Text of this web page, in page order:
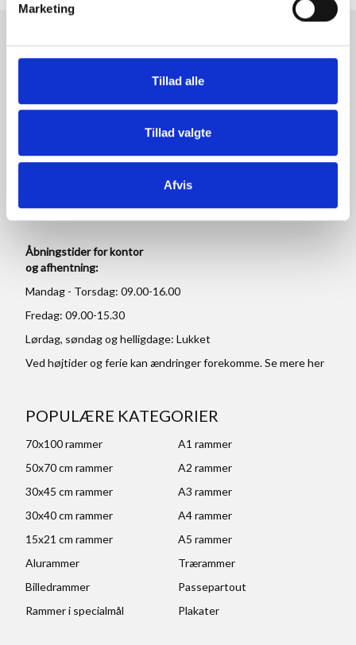
Marketing
Tillad alle
Tillad valgte
Afvis
RAMMESHOPPEN.DK
Tlf: +45 77 34 11 00
CVR: DK 27 63 11 42
Åbningstider for kontor
og afhentning:
Mandag - Torsdag: 09.00-16.00
Fredag: 09.00-15.30
Lørdag, søndag og helligdage: Lukket
Ved højtider og ferie kan ændringer forekomme. Se mereher
POPULÆRE KATEGORIER
70x100 rammer
A1 rammer
50x70 cm rammer
A2 rammer
30x45 cm rammer
A3 rammer
30x40 cm rammer
A4 rammer
15x21 cm rammer
A5 rammer
Alurammer
Trærammer
Billedrammer
Passepartout
Rammer i specialmål
Plakater